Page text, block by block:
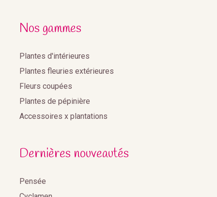
Nos gammes
Plantes d'intérieures
Plantes fleuries extérieures
Fleurs coupées
Plantes de pépinière
Accessoires x plantations
Dernières nouveautés
Pensée